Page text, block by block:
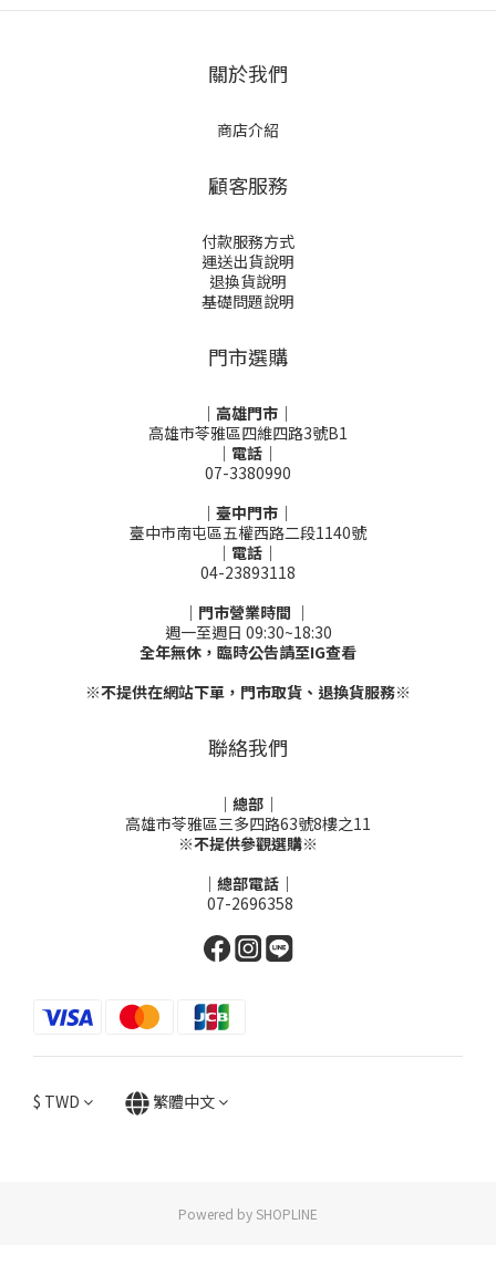
關於我們
商店介紹
顧客服務
付款服務方式
運送出貨說明
退換貨說明
基礎問題說明
門市選購
｜高雄門市｜
高雄市苓雅區四維四路3號B1
｜電話｜
07-3380990
｜臺中門市｜
臺中市南屯區五權西路二段1140號
｜電話｜
04-23893118
｜門市營業時間 ｜
週一至週日 09:30~18:30
全年無休，臨時公告請至IG查看
※不提供在網站下單，門市取貨、退換貨服務※
聯絡我們
｜總部｜
高雄市苓雅區三多四路63號8樓之11
※不提供參觀選購※
｜總部電話｜
07-2696358
$ TWD 繁體中文
Powered by SHOPLINE